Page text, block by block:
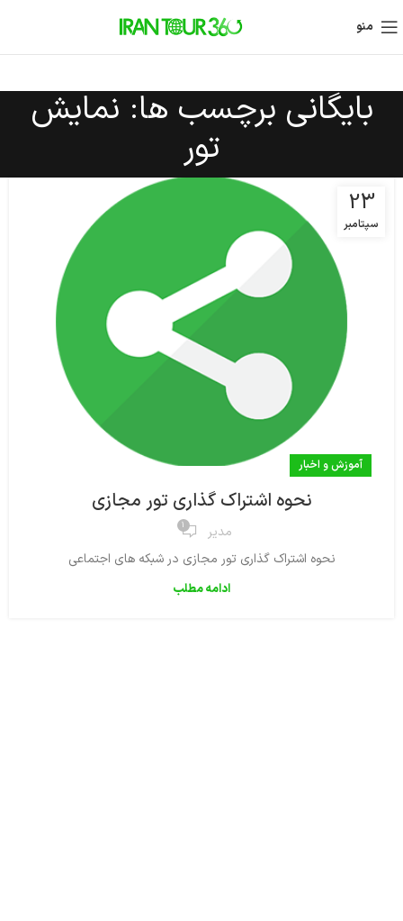
منو
بایگانی برچسب ها: نمایش
تور
23
سپتامبر
آموزش و اخبار
نحوه اشتراک گذاری تور مجازی
مدیر 1
نحوه اشتراک گذاری تور مجازی در شبکه های اجتماعی
ادامه مطلب